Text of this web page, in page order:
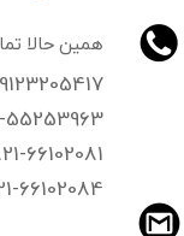
همین حالا
55253963
66102081
66102084